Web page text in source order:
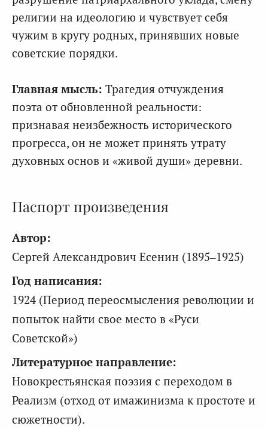
религии на идеологию и чувствует себя
чужим в кругу родных, принявших новые
советские порядки.
Главная мысль: Трагедия отчуждения
поэта от обновленной реальности:
признавая неизбежность исторического
прогресса, он не может принять утрату
духовных основ и «живой души» деревни.
Паспорт произведения
Автор:
Сергей Александрович Есенин (1895–1925)
Год написания:
1924 (Период переосмысления революции и
попыток найти свое место в «Руси
Советской»)
Литературное направление:
Новокрестьянская поэзия с переходом в
Реализм (отход от имажинизма к простоте и
сюжетности).